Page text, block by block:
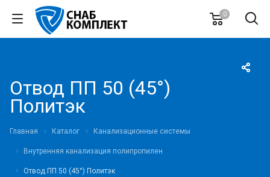
0
Отвод ПП 50 (45°)
Политэк
Главная Каталог Канализационные системы
Внутренняя канализация полипропилен
Отвод ПП 50 (45°) Политэк